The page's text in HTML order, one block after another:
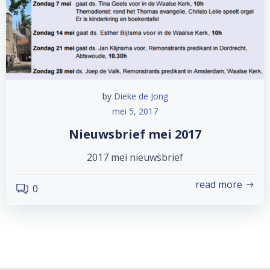
by Dieke de Jong
mei 5, 2017
Nieuwsbrief mei 2017
2017 mei nieuwsbrief
0 read more